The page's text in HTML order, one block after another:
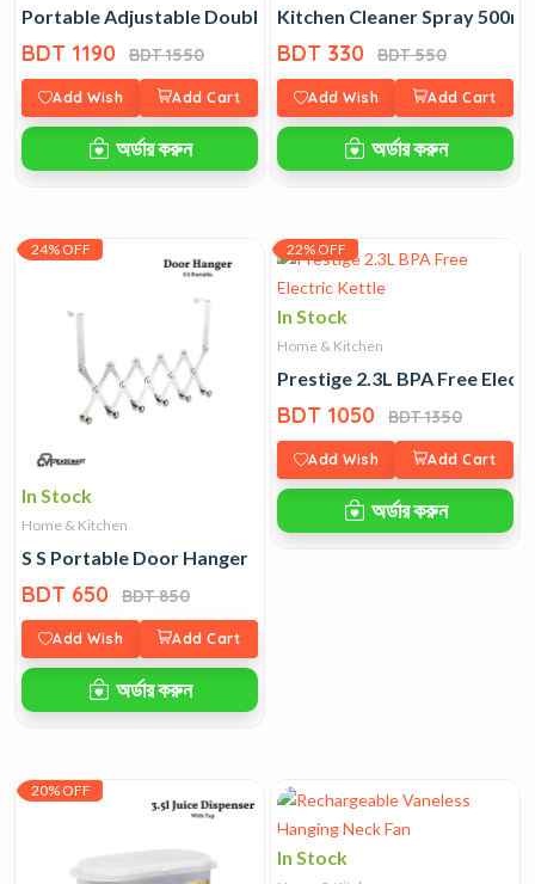
Portable Adjustable Double Head Desktop Fan
BDT 1190 BDT 1550
Add Wish Add Cart
অর্ডার করুন
Kitchen Cleaner Spray 500ml
BDT 330 BDT 550
Add Wish Add Cart
অর্ডার করুন
24% OFF
In Stock
Home & Kitchen
S S Portable Door Hanger
BDT 650 BDT 850
Add Wish Add Cart
অর্ডার করুন
22% OFF
In Stock
Home & Kitchen
Prestige 2.3L BPA Free
BDT 1050 BDT 1350
Add Wish Add Cart
অর্ডার করুন
20% OFF
In Stock